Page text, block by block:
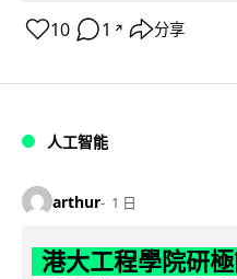
10 1 ↗ 分享
人工智能
arthur 1 日
港大工程學院研